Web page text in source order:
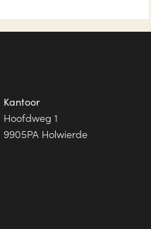
Kantoor
Hoofdweg 1
9905PA Holwierde